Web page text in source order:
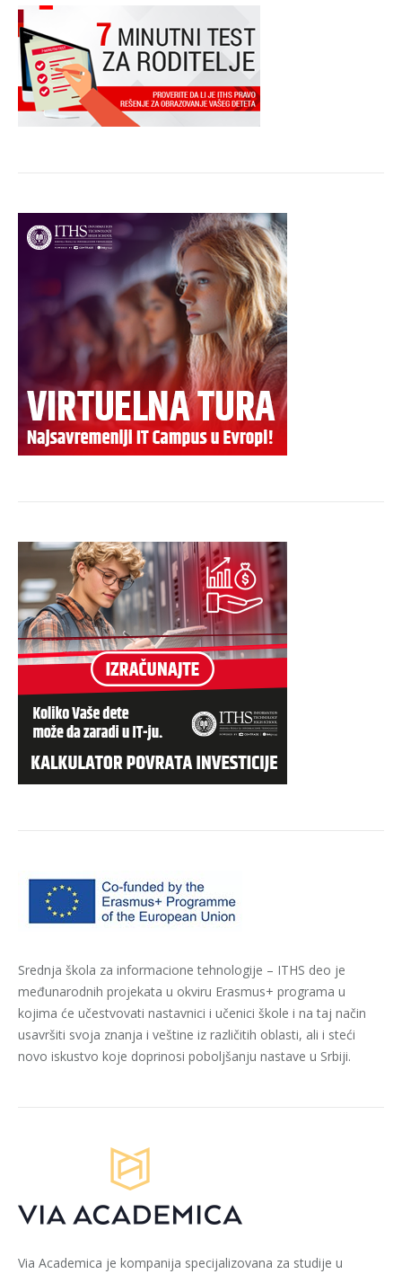
Srednja škola za informacione tehnologije – ITHS deo je
međunarodnih projekata u okviru Erasmus+ programa u
kojima će učestvovati nastavnici i učenici škole i na taj način
usavršiti svoja znanja i veštine iz različitih oblasti, ali i steći
novo iskustvo koje doprinosi poboljšanju nastave u Srbiji.
Via Academica je kompanija specijalizovana za studije u